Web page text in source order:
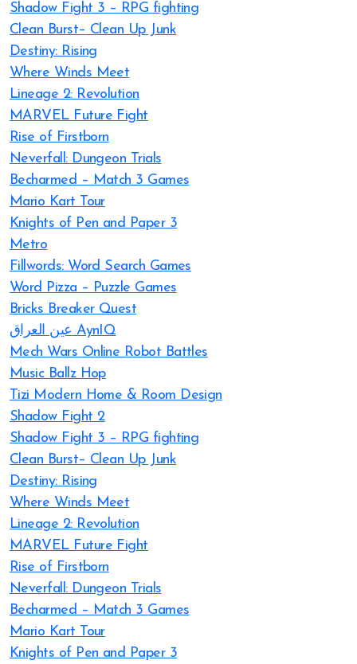
Shadow Fight 3 – RPG fighting
Clean Burst– Clean Up Junk
Destiny: Rising
Where Winds Meet
Lineage 2: Revolution
MARVEL Future Fight
Rise of Firstborn
Neverfall: Dungeon Trials
Becharmed – Match 3 Games
Mario Kart Tour
Knights of Pen and Paper 3
Metro
Fillwords: Word Search Games
Word Pizza – Puzzle Games
Bricks Breaker Quest
عين العراق AynIQ
Mech Wars Online Robot Battles
Music Ballz Hop
Tizi Modern Home & Room Design
Shadow Fight 2
Shadow Fight 3 – RPG fighting
Clean Burst– Clean Up Junk
Destiny: Rising
Where Winds Meet
Lineage 2: Revolution
MARVEL Future Fight
Rise of Firstborn
Neverfall: Dungeon Trials
Becharmed – Match 3 Games
Mario Kart Tour
Knights of Pen and Paper 3